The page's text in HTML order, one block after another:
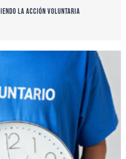
la acción voluntaria